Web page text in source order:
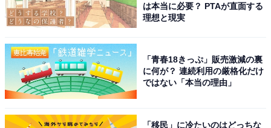
長崎県）、「涼しげで、見とれてしまうような、透明感
のある横顔だと思います」（50代女性／埼玉県）、「横
在感が際立っているから」（30代男性／富山県）といっ
た声がありました。
は本当に必要？ PTAが直面する
理想と現実
「青春18きっぷ」販売激減の裏
に何が？ 連続利用の厳格化だけ
ではない「本当の理由」
「移民」に冷たいのはどっちな